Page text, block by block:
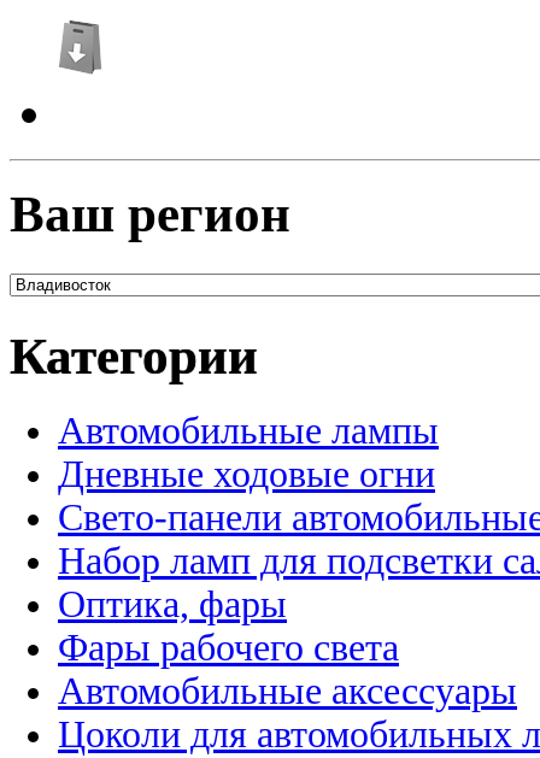
Ваш регион
Категории
Автомобильные лампы
Дневные ходовые огни
Свето-панели
Набор ламп для подсветки
Оптика, фары
Фары рабочего света
Автомобильные аксессуары
Цоколи для автомобильных